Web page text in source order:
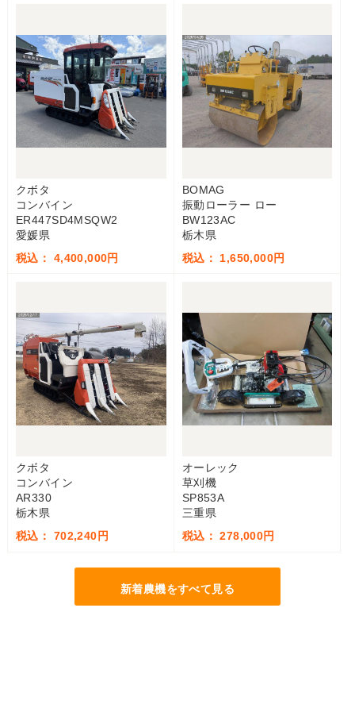
クボタ
コンバイン
ER447SD4MSQW2
愛媛県
税込： 4,400,000円
BOMAG
振動ローラー ロー
BW123AC
栃木県
税込： 1,650,000円
クボタ
コンバイン
AR330
栃木県
税込： 702,240円
オーレック
草刈機
SP853A
三重県
税込： 278,000円
新着農機をすべて見る